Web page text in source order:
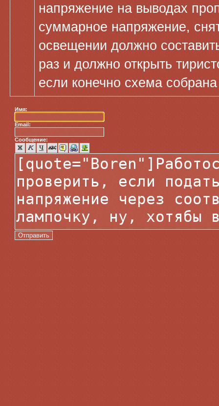
напряжение на выводах
суммарное напряжение,
освещении должно
раз и должно открыть
если конечно схема
Имя:
Email:
Сообщение: